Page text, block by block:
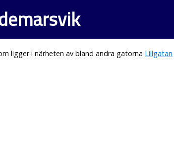
ligger i närheten av bland andra gatorna Lillgatan